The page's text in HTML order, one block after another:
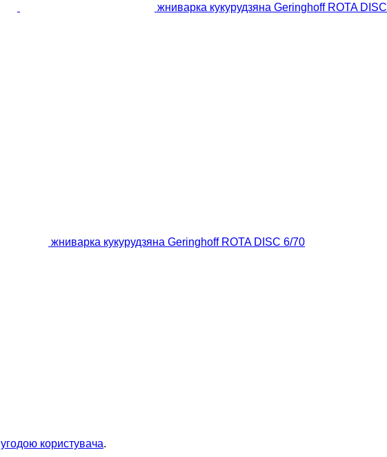
жниварка кукурудзяна Geringhoff ROTA DISC
жниварка кукурудзяна Geringhoff ROTA DISC 6/70
угодою користувача.